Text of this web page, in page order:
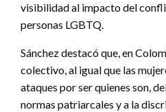
visibilidad al impacto del
personas LGBTQ.
Sánchez destacó que, en
colectivo, al igual que las
ataques por ser quienes son,
normas patriarcales y a la